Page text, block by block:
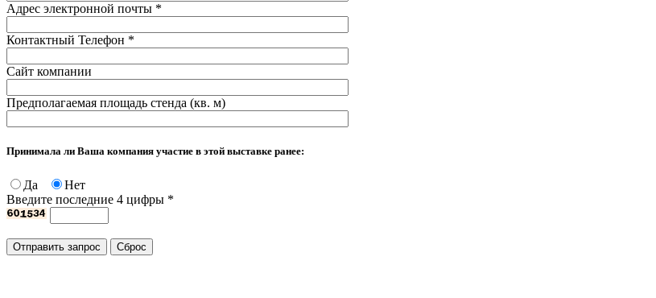
Адрес электронной почты *
Контактный Телефон *
Сайт компании
Предполагаемая площадь стенда (кв. м)
Принимала ли Ваша компания участие в этой выставке ранее:
Да
Нет
Введите последние 4 цифры *